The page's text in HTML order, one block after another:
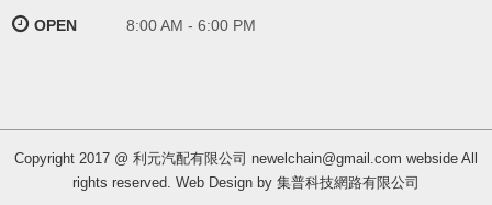
OPEN 8:00 AM - 6:00 PM
Copyright 2017 @ 利元汽配有限公司 newelchain@gmail.com webside All
rights reserved. Web Design by 集普科技網路有限公司